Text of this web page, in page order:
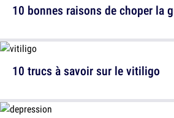
10 bonnes raisons de choper la
10 trucs à savoir sur le vitiligo